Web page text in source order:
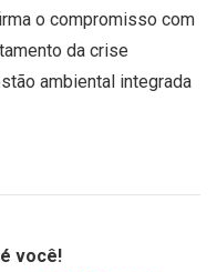
o compromisso com
da crise
ambiental integrada
você!